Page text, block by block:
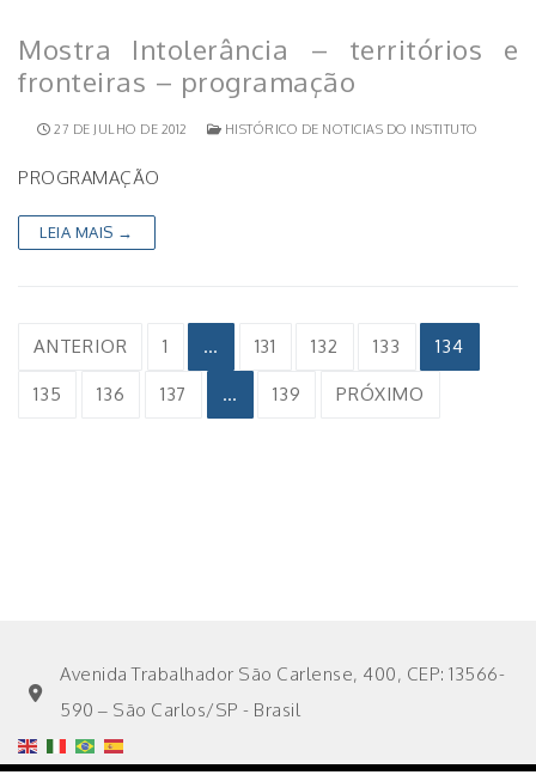
Mostra Intolerância – territórios e
fronteiras – programação
27 DE JULHO DE 2012 HISTÓRICO DE NOTICIAS DO INSTITUTO
PROGRAMAÇÃO
LEIA MAIS →
Paginação
ANTERIOR 1 … 131 132 133 134
135 136 137 … 139 PRÓXIMO
Avenida Trabalhador São Carlense, 400, CEP: 13566-
590 – São Carlos/SP - Brasil